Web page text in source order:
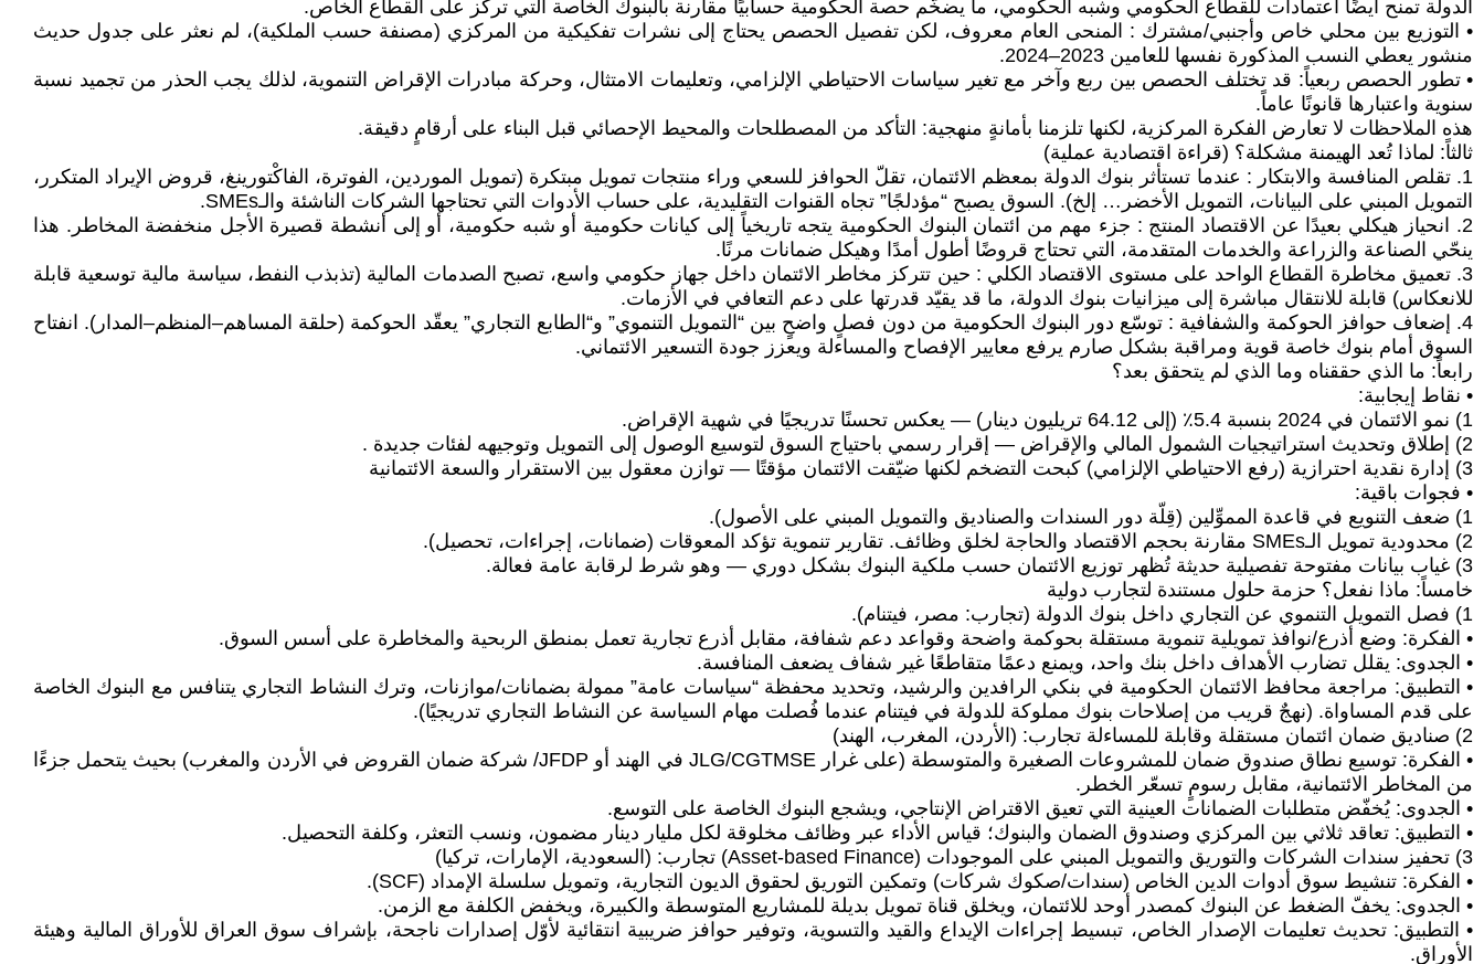
الدولة تمنح أيضًا اعتمادات للقطاع الحكومي وشبه الحكومي، ما يضخّم حصة الحكومية حسابيًا مقارنة بالبنوك الخاصة التي تركز على القطاع الخاص.
• التوزيع بين محلي خاص وأجنبي/مشترك : المنحى العام معروف، لكن تفصيل الحصص يحتاج إلى نشرات تفكيكية من المركزي (مصنفة حسب الملكية)، لم نعثر على جدول حديث
منشور يعطي النسب المذكورة نفسها للعامين 2023–2024.
• تطور الحصص ربعياً: قد تختلف الحصص بين ربع وآخر مع تغير سياسات الاحتياطي الإلزامي، وتعليمات الامتثال، وحركة مبادرات الإقراض التنموية، لذلك يجب الحذر من تجميد نسبة
سنوية واعتبارها قانونًا عاماً.
هذه الملاحظات لا تعارض الفكرة المركزية، لكنها تلزمنا بأمانةٍ منهجية: التأكد من المصطلحات والمحيط الإحصائي قبل البناء على أرقامٍ دقيقة.
ثالثاً: لماذا تُعد الهيمنة مشكلة؟ (قراءة اقتصادية عملية)
1. تقلص المنافسة والابتكار : عندما تستأثر بنوك الدولة بمعظم الائتمان، تقلّ الحوافز للسعي وراء منتجات تمويل مبتكرة (تمويل الموردين، الفوترة، الفاكْتورينغ، قروض الإيراد المتكرر،
التمويل المبني على البيانات، التمويل الأخضر… إلخ). السوق يصبح “مؤدلجًا” تجاه القنوات التقليدية، على حساب الأدوات التي تحتاجها الشركات الناشئة والـSMEs.
2. انحياز هيكلي بعيدًا عن الاقتصاد المنتج : جزء مهم من ائتمان البنوك الحكومية يتجه تاريخياً إلى كيانات حكومية أو شبه حكومية، أو إلى أنشطة قصيرة الأجل منخفضة المخاطر. هذا
ينحّي الصناعة والزراعة والخدمات المتقدمة، التي تحتاج قروضًا أطول أمدًا وهيكل ضمانات مرنًا.
3. تعميق مخاطرة القطاع الواحد على مستوى الاقتصاد الكلي : حين تتركز مخاطر الائتمان داخل جهاز حكومي واسع، تصبح الصدمات المالية (تذبذب النفط، سياسة مالية توسعية قابلة
للانعكاس) قابلة للانتقال مباشرة إلى ميزانيات بنوك الدولة، ما قد يقيّد قدرتها على دعم التعافي في الأزمات.
4. إضعاف حوافز الحوكمة والشفافية : توسّع دور البنوك الحكومية من دون فصلٍ واضحٍ بين “التمويل التنموي” و“الطابع التجاري” يعقّد الحوكمة (حلقة المساهم–المنظم–المدار). انفتاح
السوق أمام بنوك خاصة قوية ومراقبة بشكل صارم يرفع معايير الإفصاح والمساءلة ويعزز جودة التسعير الائتماني.
رابعاً: ما الذي حققناه وما الذي لم يتحقق بعد؟
• نقاط إيجابية:
1) نمو الائتمان في 2024 بنسبة 5.4٪ (إلى 64.12 تريليون دينار) — يعكس تحسنًا تدريجيًا في شهية الإقراض.
2) إطلاق وتحديث استراتيجيات الشمول المالي والإقراض — إقرار رسمي باحتياج السوق لتوسيع الوصول إلى التمويل وتوجيهه لفئات جديدة .
3) إدارة نقدية احترازية (رفع الاحتياطي الإلزامي) كبحت التضخم لكنها ضيّقت الائتمان مؤقتًا — توازن معقول بين الاستقرار والسعة الائتمانية
• فجوات باقية:
1) ضعف التنويع في قاعدة المموِّلين (قِلّة دور السندات والصناديق والتمويل المبني على الأصول).
2) محدودية تمويل الـSMEs مقارنة بحجم الاقتصاد والحاجة لخلق وظائف. تقارير تنموية تؤكد المعوقات (ضمانات، إجراءات، تحصيل).
3) غياب بيانات مفتوحة تفصيلية حديثة تُظهر توزيع الائتمان حسب ملكية البنوك بشكل دوري — وهو شرط لرقابة عامة فعالة.
خامساً: ماذا نفعل؟ حزمة حلول مستندة لتجارب دولية
1) فصل التمويل التنموي عن التجاري داخل بنوك الدولة (تجارب: مصر، فيتنام).
• الفكرة: وضع أذرع/نوافذ تمويلية تنموية مستقلة بحوكمة واضحة وقواعد دعم شفافة، مقابل أذرع تجارية تعمل بمنطق الربحية والمخاطرة على أسس السوق.
• الجدوى: يقلل تضارب الأهداف داخل بنك واحد، ويمنع دعمًا متقاطعًا غير شفاف يضعف المنافسة.
• التطبيق: مراجعة محافظ الائتمان الحكومية في بنكي الرافدين والرشيد، وتحديد محفظة “سياسات عامة” ممولة بضمانات/موازنات، وترك النشاط التجاري يتنافس مع البنوك الخاصة
على قدم المساواة. (نهجٌ قريب من إصلاحات بنوك مملوكة للدولة في فيتنام عندما فُصلت مهام السياسة عن النشاط التجاري تدريجيًا).
2) صناديق ضمان ائتمان مستقلة وقابلة للمساءلة تجارب: (الأردن، المغرب، الهند)
• الفكرة: توسيع نطاق صندوق ضمان للمشروعات الصغيرة والمتوسطة (على غرار JLG/CGTMSE في الهند أو JFDP/ شركة ضمان القروض في الأردن والمغرب) بحيث يتحمل جزءًا
من المخاطر الائتمانية، مقابل رسومٍ تسعّر الخطر.
• الجدوى: يُخفّض متطلبات الضمانات العينية التي تعيق الاقتراض الإنتاجي، ويشجع البنوك الخاصة على التوسع.
• التطبيق: تعاقد ثلاثي بين المركزي وصندوق الضمان والبنوك؛ قياس الأداء عبر وظائف مخلوقة لكل مليار دينار مضمون، ونسب التعثر، وكلفة التحصيل.
3) تحفيز سندات الشركات والتوريق والتمويل المبني على الموجودات (Asset-based Finance) تجارب: (السعودية، الإمارات، تركيا)
• الفكرة: تنشيط سوق أدوات الدين الخاص (سندات/صكوك شركات) وتمكين التوريق لحقوق الديون التجارية، وتمويل سلسلة الإمداد (SCF).
• الجدوى: يخفّ الضغط عن البنوك كمصدر أوحد للائتمان، ويخلق قناة تمويل بديلة للمشاريع المتوسطة والكبيرة، ويخفض الكلفة مع الزمن.
• التطبيق: تحديث تعليمات الإصدار الخاص، تبسيط إجراءات الإيداع والقيد والتسوية، وتوفير حوافز ضريبية انتقائية لأوّل إصدارات ناجحة، بإشراف سوق العراق للأوراق المالية وهيئة
الأوراق.